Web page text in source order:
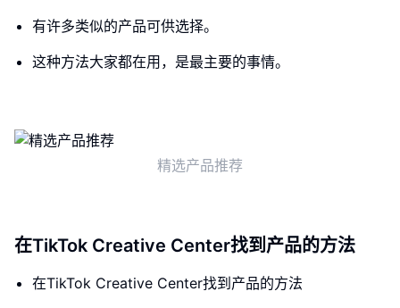
有许多类似的产品可供选择。
这种方法大家都在用，是最主要的事情。
精选产品推荐
在TikTok Creative Center找到产品的方法
在TikTok Creative Center找到产品的方法